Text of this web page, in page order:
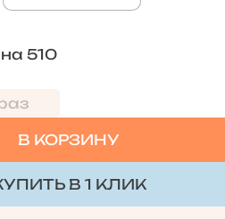
510
В КОРЗИНУ
В 1 КЛИК